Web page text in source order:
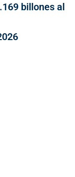
billones al